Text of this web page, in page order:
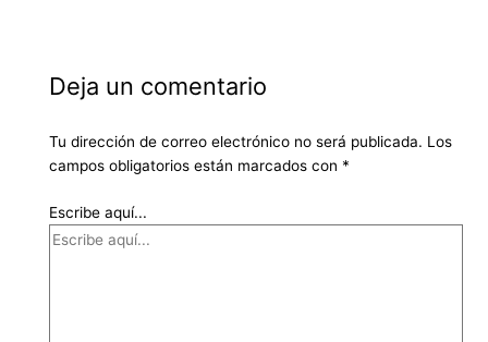
Deja un comentario
Tu dirección de correo electrónico no será publicada. Los
campos obligatorios están marcados con *
Escribe aquí...